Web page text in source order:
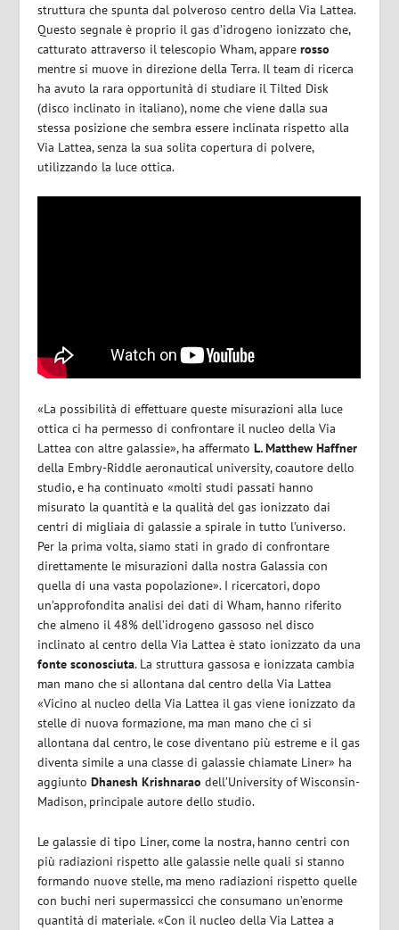
struttura che spunta dal polveroso centro della Via Lattea.
Questo segnale è proprio il gas d’idrogeno ionizzato che,
catturato attraverso il telescopio Wham, apparerosso
mentre si muove in direzione della Terra. Il team di ricerca
ha avuto la rara opportunità di studiare ilTilted Disk
(disco inclinato in italiano), nome che viene dalla sua
stessa posizione che sembra essere inclinata rispetto alla
Via Lattea, senza la sua solita copertura di polvere,
utilizzando la luce ottica.
«La possibilità di effettuare queste misurazioni alla luce
ottica ci ha permesso di confrontare il nucleo della Via
Lattea con altre galassie», ha affermatoL. Matthew Haffner
della Embry-Riddle aeronautical university, coautore dello
studio,e ha continuato «molti studi passati hanno
misurato la quantità e la qualità del gas ionizzato dai
centri di migliaia di galassie a spirale in tutto l’universo.
Per la prima volta, siamo stati in grado di confrontare
direttamente le misurazioni dalla nostra Galassia con
quella di una vasta popolazione». I ricercatori, dopo
un’approfondita analisi dei dati di Wham, hanno riferito
che almeno il 48% dell’idrogeno gassoso nel disco
inclinato al centro della Via Lattea è stato ionizzato da una
fonte sconosciuta. La struttura gassosa e ionizzata cambia
man mano che si allontana dal centro della Via Lattea
«Vicino al nucleo della Via Lattea il gas viene ionizzato da
stelle di nuova formazione, ma man mano che ci si
allontana dal centro, le cose diventano più estreme e il gas
diventa simile a una classe di galassie chiamate Liner» ha
aggiuntoDhanesh Krishnaraodell’University of Wisconsin-
Madison, principale autoredello studio.
Le galassie di tipo Liner, come la nostra, hanno centri con
più radiazioni rispetto alle galassie nelle quali si stanno
formando nuove stelle, ma meno radiazioni rispetto quelle
con buchi neri supermassicci che consumano un’enorme
quantità di materiale. «Con il nucleo della Via Lattea a